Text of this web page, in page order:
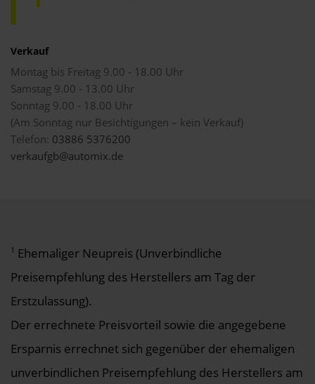
Verkauf
Montag bis Freitag 9.00 - 18.00 Uhr
Samstag 9.00 - 13.00 Uhr
Sonntag 9.00 - 18.00 Uhr
(Am Sonntag nur Besichtigungen – kein Verkauf)
Telefon: 03886 5376200
verkaufgb@automix.de
1 Ehemaliger Neupreis (Unverbindliche
Preisempfehlung des Herstellers am Tag der
Erstzulassung).
Der errechnete Preisvorteil sowie die angegebene
Ersparnis errechnet sich gegenüber der ehemaligen
unverbindlichen Preisempfehlung des Herstellers am